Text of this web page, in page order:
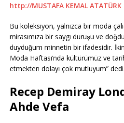
http://MUSTAFA KEMAL ATATÜRK
Bu koleksiyon, yalnızca bir moda
mirasımıza bir saygı duruşu ve
duyduğum minnetin bir ifadesidir.
Moda Haftası’nda kültürümüz ve
etmekten dolayı çok mutluyum” dedi.
Recep Demiray
Ahde Vefa